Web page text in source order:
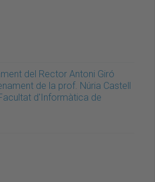
del Rector Antoni Giró
de la prof. Núria Castell
d'Informàtica de